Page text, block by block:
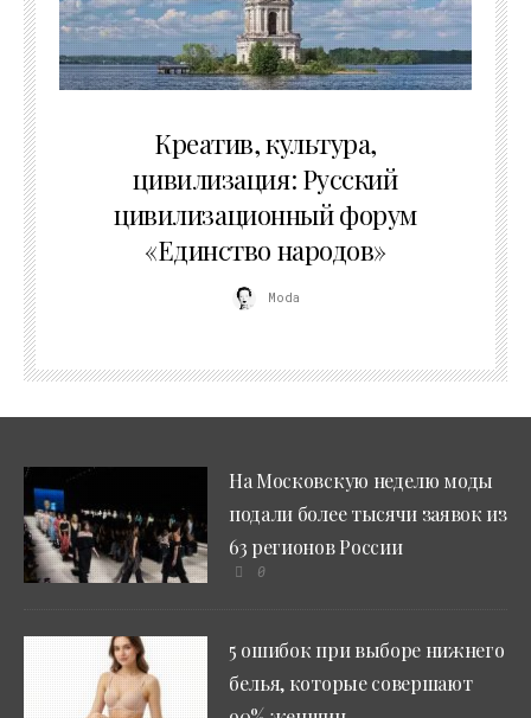
Креатив, культура,
цивилизация: Русский
цивилизационный форум
«Единство народов»
Moda
На Московскую неделю моды
подали более тысячи заявок из
63 регионов России
0
5 ошибок при выборе нижнего
белья, которые совершают